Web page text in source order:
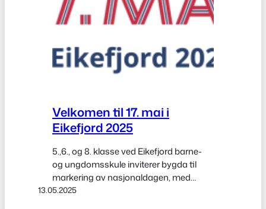
Velkomen til 17. mai i
Eikefjord 2025
5.,6., og 8. klasse ved Eikefjord barne-
og ungdomsskule inviterer bygda til
markering av nasjonaldagen, med
særskilt gode utsikter for eit strålande
13.05.2025